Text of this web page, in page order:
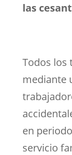
las
Todos los
mediante
en
servicio